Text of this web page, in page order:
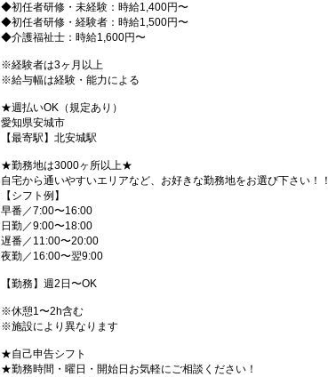
◆初任者研修・未経験：時給1,400円〜
◆初任者研修・経験者：時給1,500円〜
◆介護福祉士：時給1,600円〜
※経験者は3ヶ月以上
※給与幅は経験・能力による
★週払いOK（規定あり）
愛知県安城市
【最寄駅】北安城駅
★勤務地は3000ヶ所以上★
自宅から通いやすいエリアなど、お好きな勤務地をお選び下さい！！
【シフト例】
早番／7:00〜16:00
日勤／9:00〜18:00
遅番／11:00〜20:00
夜勤／16:00〜翌9:00
【勤務】週2日〜OK
※休憩1〜2h含む
※施設により異なります
★自己申告シフト
★勤務時間・曜日・開始日お気軽にご相談ください！